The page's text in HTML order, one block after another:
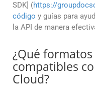
SDK] (https://
código y guías para
la API de manera
¿Qué
compatibles
Cloud?